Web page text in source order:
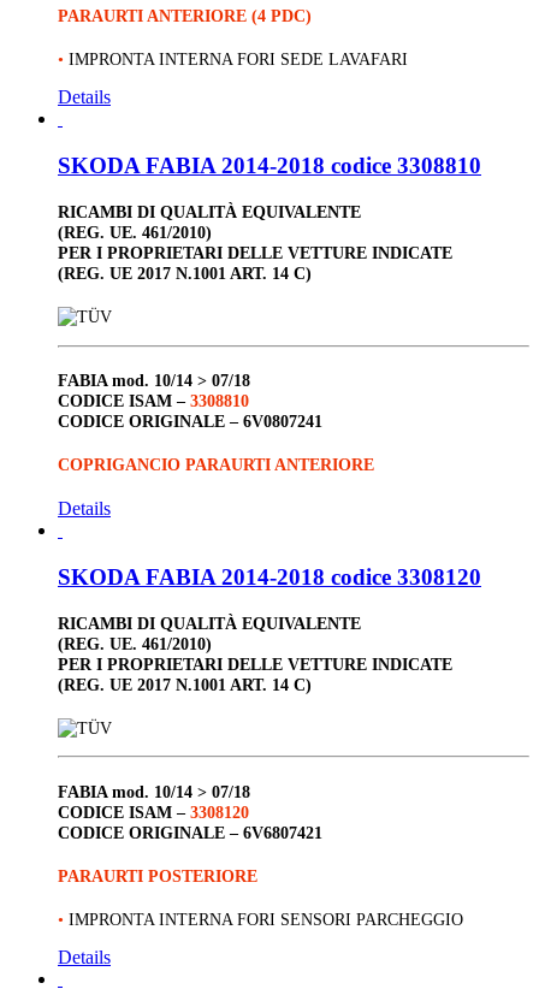
PARAURTI ANTERIORE (4 PDC)
• IMPRONTA INTERNA FORI SEDE LAVAFARI
Details
SKODA FABIA 2014-2018 codice 3308810
RICAMBI DI QUALITÀ EQUIVALENTE
(REG. UE. 461/2010)
PER I PROPRIETARI DELLE VETTURE INDICATE
(REG. UE 2017 N.1001 ART. 14 C)
FABIA mod. 10/14 > 07/18
CODICE ISAM – 3308810
CODICE ORIGINALE – 6V0807241
COPRIGANCIO PARAURTI ANTERIORE
Details
SKODA FABIA 2014-2018 codice 3308120
RICAMBI DI QUALITÀ EQUIVALENTE
(REG. UE. 461/2010)
PER I PROPRIETARI DELLE VETTURE INDICATE
(REG. UE 2017 N.1001 ART. 14 C)
FABIA mod. 10/14 > 07/18
CODICE ISAM – 3308120
CODICE ORIGINALE – 6V6807421
PARAURTI POSTERIORE
• IMPRONTA INTERNA FORI SENSORI PARCHEGGIO
Details